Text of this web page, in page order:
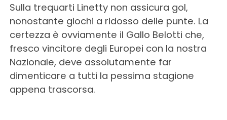
Sulla trequarti Linetty non assicura gol,
nonostante giochi a ridosso delle punte. La
certezza è ovviamente il Gallo Belotti che,
fresco vincitore degli Europei con la nostra
Nazionale, deve assolutamente far
dimenticare a tutti la pessima stagione
appena trascorsa.